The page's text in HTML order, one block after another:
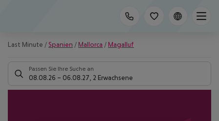
Last Minute / Spanien / Mallorca / Magalluf
Passen Sie Ihre Suche an
08.08.26 – 06.08.27 2 Erwachsene